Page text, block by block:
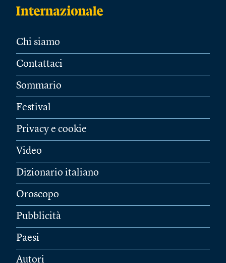
Chi siamo
Contattaci
Sommario
Festival
Privacy e cookie
Video
Dizionario italiano
Oroscopo
Pubblicità
Paesi
Autori